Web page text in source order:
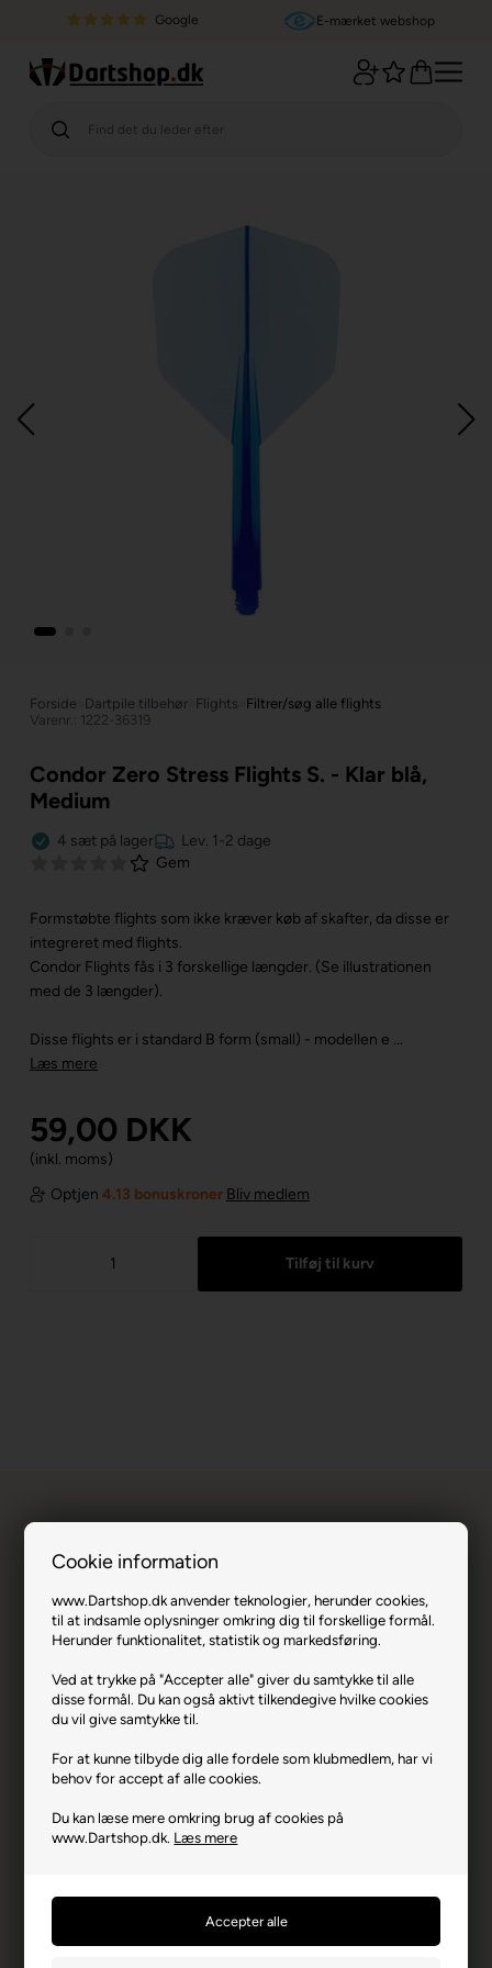
Cookie information
www.Dartshop.dk anvender teknologier, herunder cookies,
til at indsamle oplysninger omkring dig til forskellige formål.
Herunder funktionalitet, statistik og markedsføring.
Ved at trykke på "Accepter alle" giver du samtykke til alle
disse formål. Du kan også aktivt tilkendegive hvilke cookies
du vil give samtykke til.
For at kunne tilbyde dig alle fordele som klubmedlem, har vi
behov for accept af alle cookies.
Du kan læse mere omkring brug af cookies på
www.Dartshop.dk. Læs mere
Google E-mærket webshop
Forside Dartpile tilbehør Flights Filtrer/søg alle flights
Varenr.: 1222-36319
Condor Zero Stress Flights S. - Klar blå,
Medium
4 sæt på lager
Lev. 1-2 dage
Gem
Formstøbte flights som ikke kræver køb af skafter, da disse er
integreret med flights.
Condor Flights fås i 3 forskellige længder. (Se illustrationen
med de 3 længder).
Disse flights er i standard B form (small) - modellen e ...
Læs mere
59,00 DKK
(inkl. moms)
Optjen 4.13 bonuskroner Bliv medlem
Condor Zero Stress Flights S. - Klar blå,
Varenr.: 1222-36319
Producentadresse
18-18 Yozhizuk, JP-812-
Producent hjemmeside
e-felix.co.jp
opsyn.